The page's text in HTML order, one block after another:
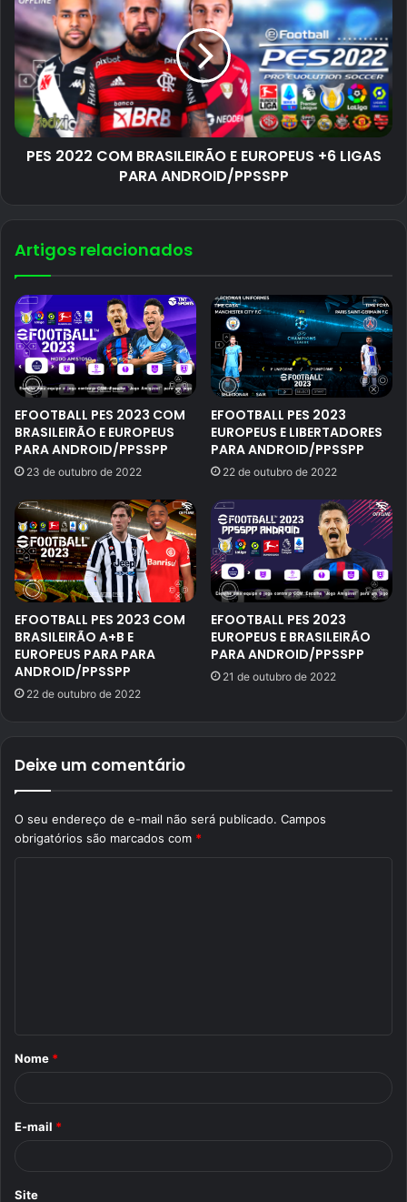
PES 2022 COM BRASILEIRÃO E EUROPEUS +6 LIGAS
PARA ANDROID/PPSSPP
Artigos relacionados
EFOOTBALL PES 2023 COM
BRASILEIRÃO E EUROPEUS
PARA ANDROID/PPSSPP
23 de outubro de 2022
EFOOTBALL PES 2023
EUROPEUS E LIBERTADORES
PARA ANDROID/PPSSPP
22 de outubro de 2022
EFOOTBALL PES 2023 COM
BRASILEIRÃO A+B E
EUROPEUS PARA PARA
ANDROID/PPSSPP
22 de outubro de 2022
EFOOTBALL PES 2023
EUROPEUS E BRASILEIRÃO
PARA ANDROID/PPSSPP
21 de outubro de 2022
Deixe um comentário
O seu endereço de e-mail não será publicado. Campos
obrigatórios são marcados com *
r
Nome *
E-mail *
Site